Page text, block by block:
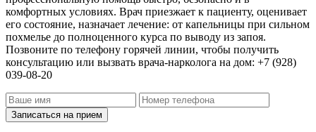
комфортных условиях. Врач приезжает к пациенту, оценивает
его состояние, назначает лечение: от капельницы при сильном
похмелье до полноценного курса по выводу из запоя.
Позвоните по телефону горячей линии, чтобы получить
консультацию или вызвать врача-нарколога на дом: +7 (928)
039-08-20
Записаться на прием